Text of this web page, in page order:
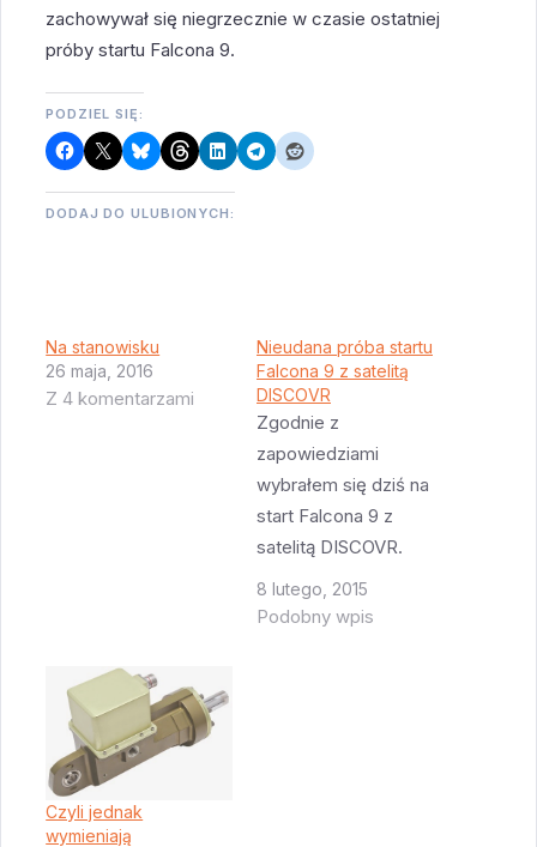
zachowywał się niegrzecznie w czasie ostatniej
próby startu Falcona 9.
PODZIEL SIĘ:
DODAJ DO ULUBIONYCH:
Na stanowisku
26 maja, 2016
Z 4 komentarzami
Nieudana próba startu
Falcona 9 z satelitą
DISCOVR
Zgodnie z
zapowiedziami
wybrałem się dziś na
start Falcona 9 z
satelitą DISCOVR.
Miałem w planach
zrobić zdjęcie z
8 lutego, 2015
Podobny wpis
Czyli jednak
wymieniają